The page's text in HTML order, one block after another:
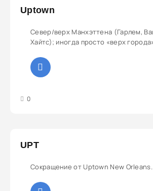
Uptown
Север/верх Манхэттена (Гарлем,
Хайтс); иногда просто «верх
0
UPT
Сокращение от Uptown New Orleans.